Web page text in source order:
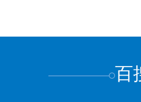
百